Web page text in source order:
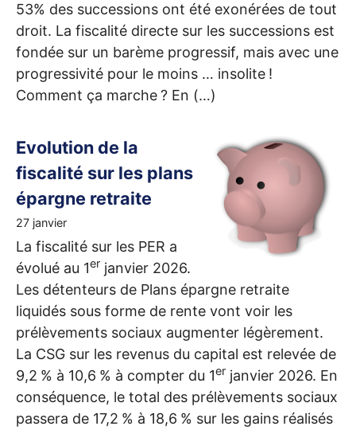
53% des successions ont été exonérées de tout
droit. La fiscalité directe sur les successions est
fondée sur un barème progressif, mais avec une
progressivité pour le moins … insolite !
Comment ça marche? En (…)
Evolution de la
fiscalité sur les plans
épargne retraite
27 janvier
La fiscalité sur les PER a
évolué au 1er janvier 2026.
Les détenteurs de Plans épargne retraite
liquidés sous forme de rente vont voir les
prélèvements sociaux augmenter légèrement.
La CSG sur les revenus du capital est relevée de
9,2 % à 10,6 % à compter du 1er janvier 2026. En
conséquence, le total des prélèvements sociaux
passera de 17,2 % à 18,6 % sur les gains réalisés